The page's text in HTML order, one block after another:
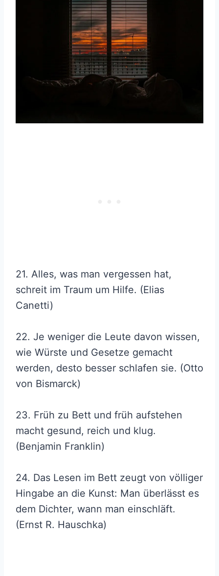
21. Alles, was man vergessen hat,
schreit im Traum um Hilfe. (Elias
Canetti)
22. Je weniger die Leute davon wissen,
wie Würste und Gesetze gemacht
werden, desto besser schlafen sie. (Otto
von Bismarck)
23. Früh zu Bett und früh aufstehen
macht gesund, reich und klug.
(Benjamin Franklin)
24. Das Lesen im Bett zeugt von völliger
Hingabe an die Kunst: Man überlässt es
dem Dichter, wann man einschläft.
(Ernst R. Hauschka)